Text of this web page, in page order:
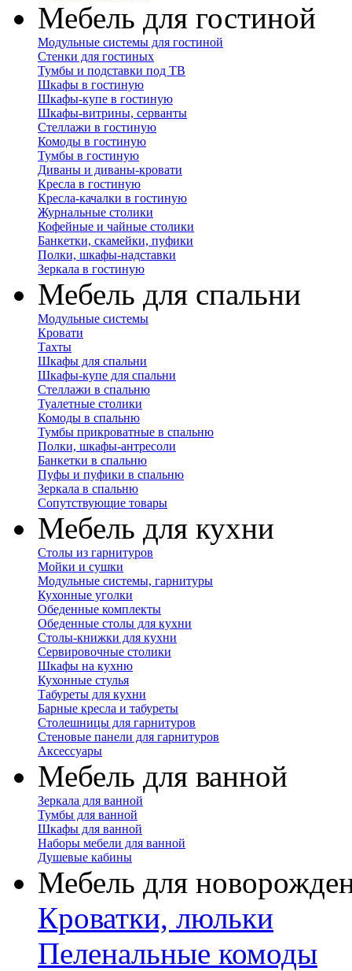
Мебель для гостиной
Модульные системы для гостиной
Стенки для гостиных
Тумбы и подставки под ТВ
Шкафы в гостиную
Шкафы-купе в гостиную
Шкафы-витрины, серванты
Стеллажи в гостиную
Комоды в гостиную
Тумбы в гостиную
Диваны и диваны-кровати
Кресла в гостиную
Кресла-качалки в гостиную
Журнальные столики
Кофейные и чайные столики
Банкетки, скамейки, пуфики
Полки, шкафы-надставки
Зеркала в гостиную
Мебель для спальни
Модульные системы
Кровати
Тахты
Шкафы для спальни
Шкафы-купе для спальни
Стеллажи в спальню
Туалетные столики
Комоды в спальню
Тумбы прикроватные в спальню
Полки, шкафы-антресоли
Банкетки в спальню
Пуфы и пуфики в спальню
Зеркала в спальню
Сопутствующие товары
Мебель для кухни
Столы из гарнитуров
Мойки и сушки
Модульные системы, гарнитуры
Кухонные уголки
Обеденные комплекты
Обеденные столы для кухни
Столы-книжки для кухни
Сервировочные столики
Шкафы на кухню
Кухонные стулья
Табуреты для кухни
Барные кресла и табуреты
Столешницы для гарнитуров
Стеновые панели для гарнитуров
Аксессуары
Мебель для ванной
Зеркала для ванной
Тумбы для ванной
Шкафы для ванной
Наборы мебели для ванной
Душевые кабины
Мебель для
Кроватки, люльки
Пеленальные комоды